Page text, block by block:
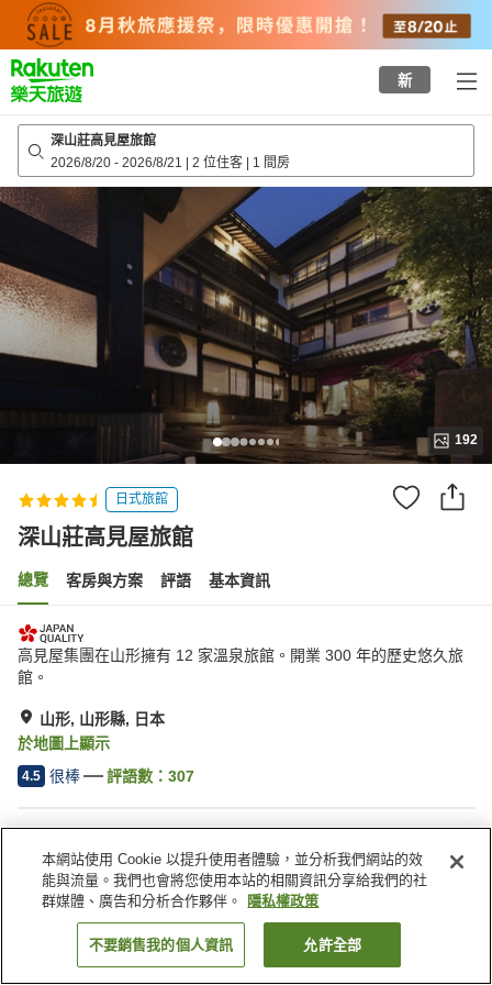
top
page
新
深山莊高見屋旅館
2026/8/20 - 2026/8/21 | 2 位住客 | 1 間房
192
日式旅館
深山莊高見屋旅館
總覽 客房與方案 評語 基本資訊
高見屋集團在山形擁有 12 家溫泉旅館。開業 300 年的歷史悠久旅
館。
山形, 山形縣, 日本
於地圖上顯示
4.5 很棒 評語數： 307
停車場
Spa／美容沙龍
餐廳
商店
日本 山形縣 山形 深山莊高見屋旅館
找客房
本網站使用 Cookie 以提升使用者體驗，並分析我們網站的效
能與流量。我們也會將您使用本站的相關資訊分享給我們的社
群媒體、廣告和分析合作夥伴。
隱私權政策
不要銷售我的個人資訊 允許全部